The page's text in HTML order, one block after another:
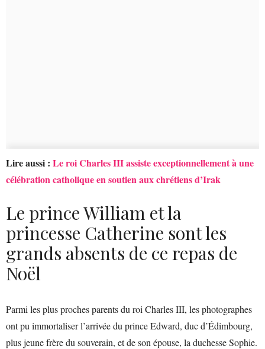
Lire aussi : Le roi Charles III assiste exceptionnellement à une
célébration catholique en soutien aux chrétiens d’Irak
Le prince William et la
princesse Catherine sont les
grands absents de ce repas de
Noël
Parmi les plus proches parents du roi Charles III, les photographes
ont pu immortaliser l’arrivée du prince Edward, duc d’Édimbourg,
plus jeune frère du souverain, et de son épouse, la duchesse Sophie.